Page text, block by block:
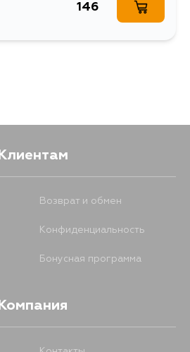
146
Клиентам
Возврат и обмен
Конфиденциальность
Бонусная программа
Компания